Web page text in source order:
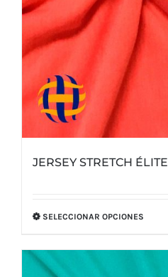
JERSEY STRETCH ÉLITE
SELECCIONAR OPCIONES